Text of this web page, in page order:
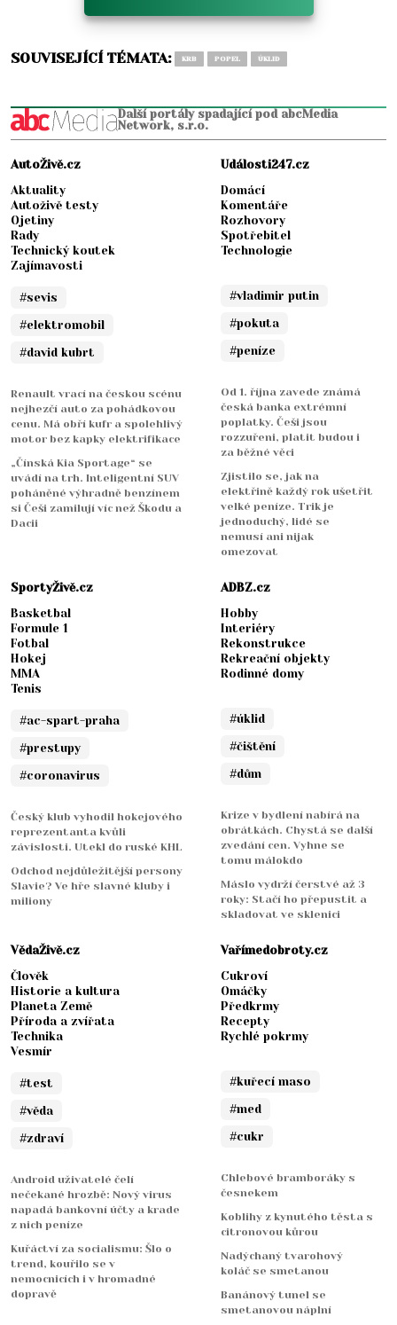
SOUVISEJÍCÍ TÉMATA: KRB POPEL ÚKLID
Další portály spadající pod abcMedia
Network, s.r.o.
AutoŽivě.cz
Aktuality
Autoživě testy
Ojetiny
Rady
Technický koutek
Zajímavosti
#sevis
#elektromobil
#david kubrt
Renault vrací na českou scénu
nejhezčí auto za pohádkovou
cenu. Má obří kufr a spolehlivý
motor bez kapky elektrifikace
„Čínská Kia Sportage“ se
uvádí na trh. Inteligentní SUV
poháněné výhradně benzínem
si Češi zamilují víc než Škodu a
Dacii
Události247.cz
Domácí
Komentáře
Rozhovory
Spotřebitel
Technologie
#vladimir putin
#pokuta
#peníze
Od 1. října zavede známá
česká banka extrémní
poplatky. Češi jsou
rozzuřeni, platit budou i
za běžné věci
Zjistilo se, jak na
elektřině každý rok ušetřit
velké peníze. Trik je
jednoduchý, lidé se
nemusí ani nijak
omezovat
SportyŽivě.cz
Basketbal
Formule 1
Fotbal
Hokej
MMA
Tenis
#ac-spart-praha
#prestupy
#coronavirus
Český klub vyhodil hokejového
reprezentanta kvůli
závislosti. Utekl do ruské KHL
Odchod nejdůležitější persony
Slavie? Ve hře slavné kluby i
miliony
ADBZ.cz
Hobby
Interiéry
Rekonstrukce
Rekreační objekty
Rodinné domy
#úklid
#čištění
#dům
Krize v bydlení nabírá na
obrátkách. Chystá se další
zvedání cen. Vyhne se
tomu málokdo
Máslo vydrží čerstvé až 3
roky: Stačí ho přepustit a
skladovat ve sklenici
VědaŽivě.cz
Člověk
Historie a kultura
Planeta Země
Příroda a zvířata
Technika
Vesmír
#test
#věda
#zdraví
Android uživatelé čelí
nečekané hrozbě: Nový virus
napadá bankovní účty a krade
z nich peníze
Kuřáctví za socialismu: Šlo o
trend, kouřilo se v
nemocnicích i v hromadné
dopravě
Vařímedobroty.cz
Cukroví
Omáčky
Předkrmy
Recepty
Rychlé pokrmy
#kuřecí maso
#med
#cukr
Chlebové bramboráky s
česnekem
Koblihy z kynutého těsta s
citronovou kůrou
Nadýchaný tvarohový
koláč se smetanou
Banánový tunel se
smetanovou náplní